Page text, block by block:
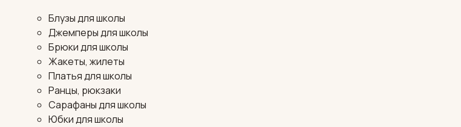
Блузы для школы
Джемперы для школы
Брюки для школы
Жакеты, жилеты
Платья для школы
Ранцы, рюкзаки
Сарафаны для школы
Юбки для школы